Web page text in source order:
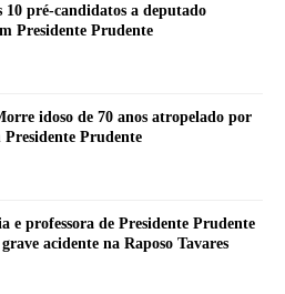
10 pré-candidatos a deputado
Presidente Prudente
idoso de 70 anos atropelado por
Presidente Prudente
e professora de Presidente Prudente
acidente na Raposo Tavares